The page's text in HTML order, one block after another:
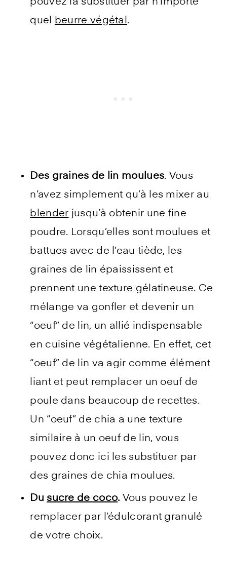
pouvez la substituer par n’importe
quel beurre végétal.
Des graines de lin moulues. Vous
n’avez simplement qu’à les mixer au
blender jusqu’à obtenir une fine
poudre. Lorsqu’elles sont moulues et
battues avec de l’eau tiède, les
graines de lin épaississent et
prennent une texture gélatineuse. Ce
mélange va gonfler et devenir un
“oeuf” de lin, un allié indispensable
en cuisine végétalienne. En effet, cet
“oeuf” de lin va agir comme élément
liant et peut remplacer un oeuf de
poule dans beaucoup de recettes.
Un “oeuf” de chia a une texture
similaire à un oeuf de lin, vous
pouvez donc ici les substituer par
des graines de chia moulues.
Dusucre de coco. Vous pouvez le
remplacer par l’édulcorant granulé
de votre choix.